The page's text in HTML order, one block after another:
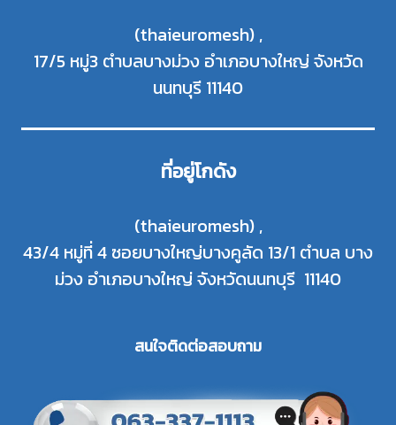
(thaieuromesh) ,
17/5 หมู่3 ตำบลบางม่วง อำเภอบางใหญ่ จังหวัด
นนทบุรี 11140
ที่อยู่โกดัง
(thaieuromesh) ,
43/4 หมู่ที่ 4 ซอยบางใหญ่บางคูลัด 13/1 ตำบล บาง
ม่วง อำเภอบางใหญ่ จังหวัดนนทบุรี 11140
สนใจติดต่อสอบถาม